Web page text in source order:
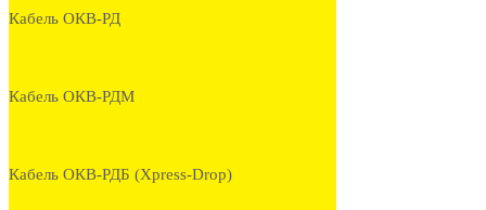
Кабель ОКВ-РД
Кабель ОКВ-РДМ
Кабель ОКВ-РДБ (Xpress-Drop)